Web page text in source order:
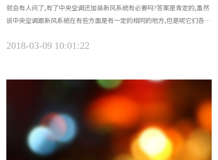
就会有人问了,有了中央空调还加装新风系统有必要吗?答案是肯定的,虽然
说中央空调跟新风系统在有些方面是有一定的相同的地方,但是呢它们各自
中央空调系统由冷热源系统和空气调节系统组成。采用液体汽化制冷
2018-03-09 10:01:22